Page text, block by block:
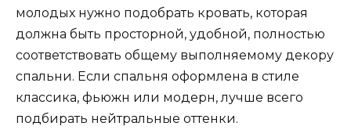
молодых нужно подобрать кровать, которая
должна быть просторной, удобной, полностью
соответствовать общему выполняемому декору
спальни. Если спальня оформлена в стиле
классика, фьюжн или модерн, лучше всего
подбирать нейтральные оттенки.